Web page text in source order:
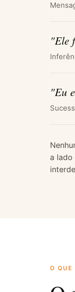
"Ele
"Eu
a lado
O QUE